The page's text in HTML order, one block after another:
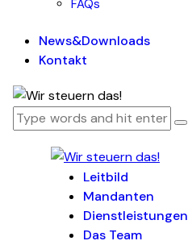
FAQs
News&Downloads
Kontakt
Leitbild
Mandanten
Dienstleistungen
Das Team